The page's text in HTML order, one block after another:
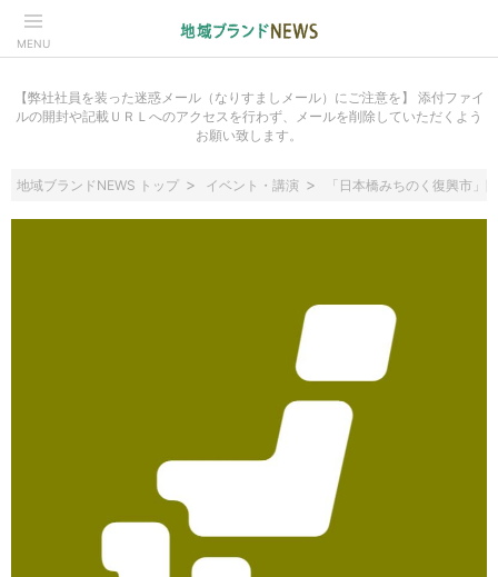
MENU
【弊社社員を装った迷惑メール（なりすましメール）にご注意を】 添付ファイ
ルの開封や記載ＵＲＬへのアクセスを行わず、メールを削除していただくよう
お願い致します。
地域ブランドNEWS トップ イベント・講演 「日本橋みちのく復興市」